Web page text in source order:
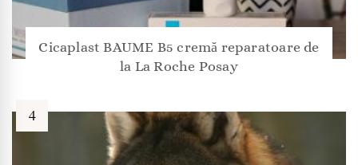
Cicaplast BAUME B5 cremă reparatoare de
la La Roche Posay